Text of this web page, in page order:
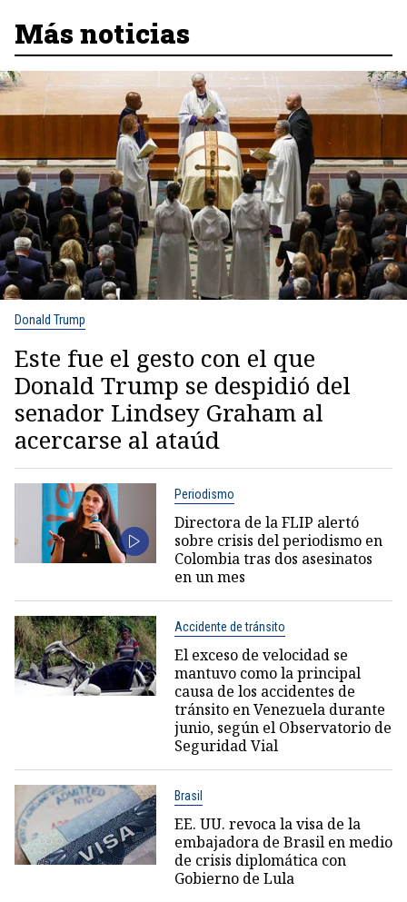
Más noticias
Donald Trump
Este fue el gesto con el que
Donald Trump se despidió del
senador Lindsey Graham al
acercarse al ataúd
Periodismo
Directora de la FLIP alertó
sobre crisis del periodismo en
Colombia tras dos asesinatos
en un mes
Accidente de tránsito
El exceso de velocidad se
mantuvo como la principal
causa de los accidentes de
tránsito en Venezuela durante
junio, según el Observatorio de
Seguridad Vial
Brasil
EE. UU. revoca la visa de la
embajadora de Brasil en medio
de crisis diplomática con
Gobierno de Lula